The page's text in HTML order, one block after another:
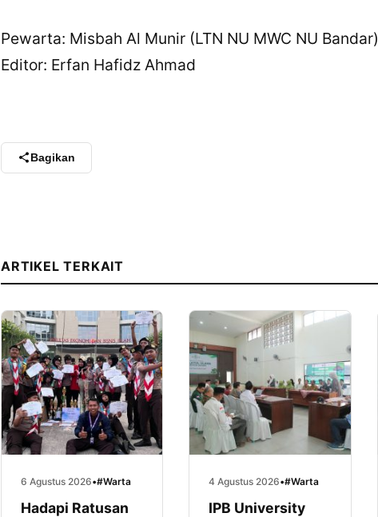
Pewarta: Misbah Al Munir (LTN NU MWC NU Bandar)
Editor: Erfan Hafidz Ahmad
Bagikan
ARTIKEL TERKAIT
6 Agustus 2026•#Warta
Hadapi Ratusan
4 Agustus 2026•#Warta
IPB University